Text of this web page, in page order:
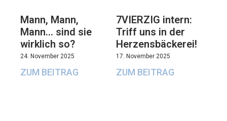
Mann, Mann,
Mann… sind sie
wirklich so?
24. November 2025
ZUM BEITRAG
7VIERZIG intern:
Triff uns in der
Herzensbäckerei!
17. November 2025
ZUM BEITRAG